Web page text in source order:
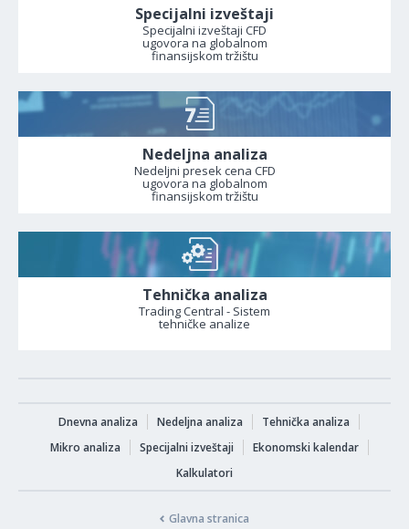
Specijalni izveštaji
Specijalni izveštaji CFD
ugovora na globalnom
finansijskom tržištu
Nedeljna analiza
Nedeljni presek cena CFD
ugovora na globalnom
finansijskom tržištu
Tehnička analiza
Trading Central - Sistem
tehničke analize
Dnevna analiza Nedeljna analiza
Tehnička analiza
Mikro analiza
Specijalni izveštaji
Ekonomski kalendar
Kalkulatori
Glavna stranica